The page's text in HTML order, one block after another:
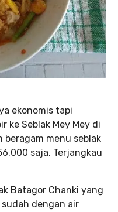
ekonomis tapi
ke Seblak Mey Mey di
beragam menu seblak
saja. Terjangkau
Batagor Chanki yang
dengan air